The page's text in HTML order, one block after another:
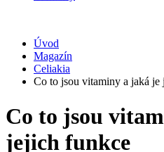
Úvod
Magazín
Celiakia
Co to jsou vitaminy a jaká je
Co to jsou
jejich funkce